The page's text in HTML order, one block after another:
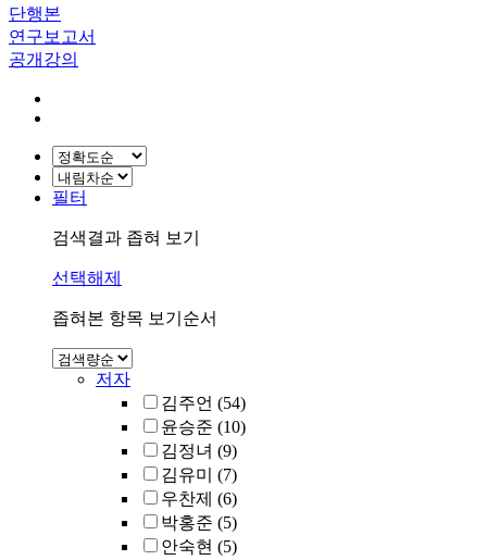
단행본
연구보고서
공개강의
필터
검색결과 좁혀 보기
선택해제
좁혀본 항목 보기순서
저자
김주언 (54)
윤승준 (10)
김정녀 (9)
김유미
(7)
우찬제 (6)
박홍준 (5)
안숙현 (5)